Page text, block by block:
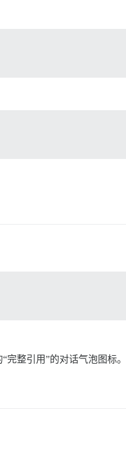
完整引用”的对话气泡图标。